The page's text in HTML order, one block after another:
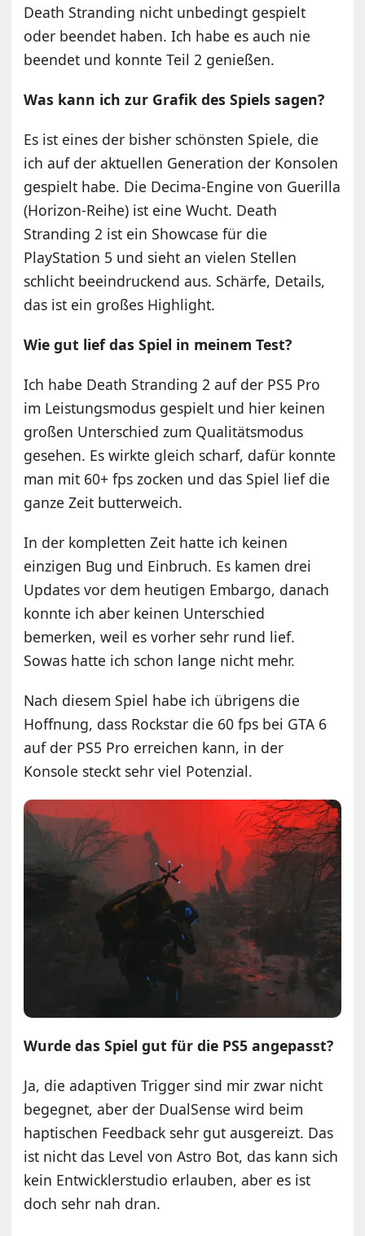
Death Stranding nicht unbedingt gespielt
oder beendet haben. Ich habe es auch nie
beendet und konnte Teil 2 genießen.
Was kann ich zur Grafik des Spiels sagen?
Es ist eines der bisher schönsten Spiele, die
ich auf der aktuellen Generation der Konsolen
gespielt habe. Die Decima-Engine von Guerilla
(Horizon-Reihe) ist eine Wucht. Death
Stranding 2 ist ein Showcase für die
PlayStation 5 und sieht an vielen Stellen
schlicht beeindruckend aus. Schärfe, Details,
das ist ein großes Highlight.
Wie gut lief das Spiel in meinem Test?
Ich habe Death Stranding 2 auf der PS5 Pro
im Leistungsmodus gespielt und hier keinen
großen Unterschied zum Qualitätsmodus
gesehen. Es wirkte gleich scharf, dafür konnte
man mit 60+ fps zocken und das Spiel lief die
ganze Zeit butterweich.
In der kompletten Zeit hatte ich keinen
einzigen Bug und Einbruch. Es kamen drei
Updates vor dem heutigen Embargo, danach
konnte ich aber keinen Unterschied
bemerken, weil es vorher sehr rund lief.
Sowas hatte ich schon lange nicht mehr.
Nach diesem Spiel habe ich übrigens die
Hoffnung, dass Rockstar die 60 fps bei GTA 6
auf der PS5 Pro erreichen kann, in der
Konsole steckt sehr viel Potenzial.
Wurde das Spiel gut für die PS5 angepasst?
Ja, die adaptiven Trigger sind mir zwar nicht
begegnet, aber der DualSense wird beim
haptischen Feedback sehr gut ausgereizt. Das
ist nicht das Level von Astro Bot, das kann sich
kein Entwicklerstudio erlauben, aber es ist
doch sehr nah dran.